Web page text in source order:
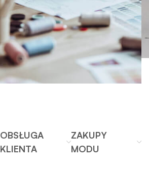
OBSŁUGA
KLIENTA
ZAKUPY
MODU